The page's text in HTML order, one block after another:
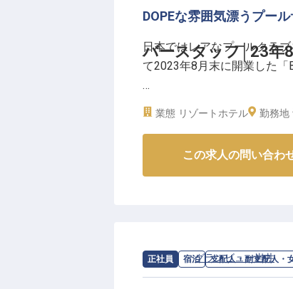
で泳ぐだけではない多彩な
都心から車で1時間程度と
中に佇んでいます。サーフ
れ、東京から移住してきた
バースタッフ│23年
DOPEな雰囲気漂うプー
日本ではレアなプールクラ
て2023年8月末に開業した「
300種類のボタニカルに囲ま
心に活躍中。洗練された空
◎最大10万円の引っ越し補助
◎髪型自由でタトゥー・髭も
業態 リゾートホテル 勤務地
この求人の問い合わ
正社員 宿泊 支配人・副支配人・
求人情報：グランビュー岩井 の